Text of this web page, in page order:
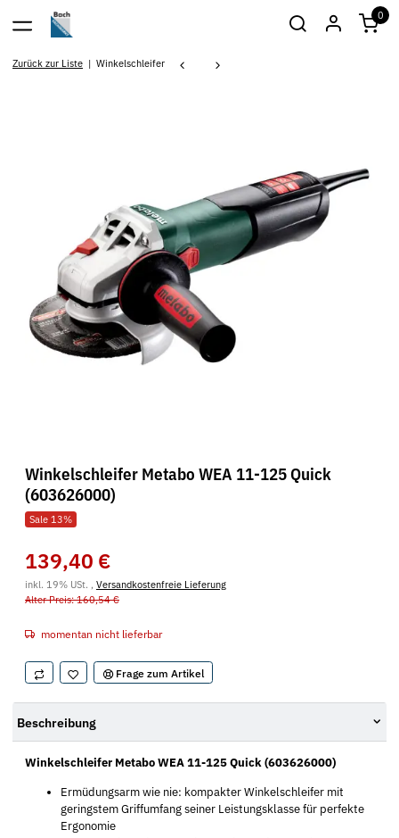
0
Zurück zur Liste Winkelschleifer
Winkelschleifer Metabo WEA 11-125 Quick
(603626000)
Sale 13%
139,40 €
inkl. 19% USt. , Versandkostenfreie Lieferung
Alter Preis: 160,54 €
momentan nicht lieferbar
Frage zum Artikel
Beschreibung
Winkelschleifer Metabo WEA 11-125 Quick (603626000)
Ermüdungsarm wie nie: kompakter Winkelschleifer mit
geringstem Griffumfang seiner Leistungsklasse für perfekte
Ergonomie